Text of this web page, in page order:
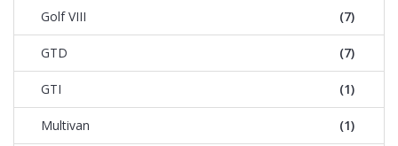
Golf VIII (7)
GTD (7)
GTI (1)
Multivan (1)